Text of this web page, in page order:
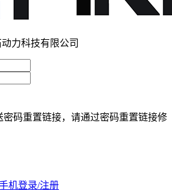
力科技有限公司
码重置链接，请通过密码重置链接修
机登录/注册